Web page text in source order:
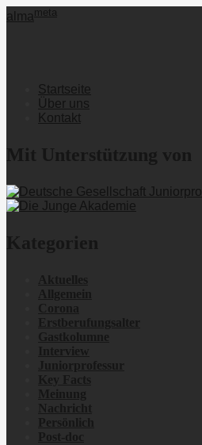
alma meta
Startseite
Über uns
Kontakt